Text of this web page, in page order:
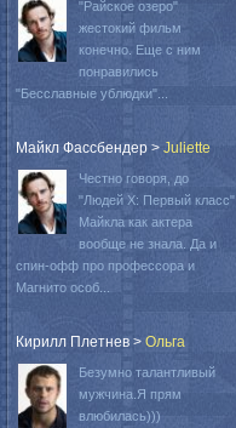
"Райское озеро"
жестокий фильм
конечно. Еще с ним
понравились
"Бесславные ублюдки"...
Майкл Фассбендер > Juliette
Честно говоря, до
"Людей Х: Первый класс"
Майкла как актера
вообще не знала. Да и
спин-офф про профессора и
Магнито особ...
Кирилл Плетнев > Oльга
Безумно талантливый
мужчина.Я прям
влюбилась)))